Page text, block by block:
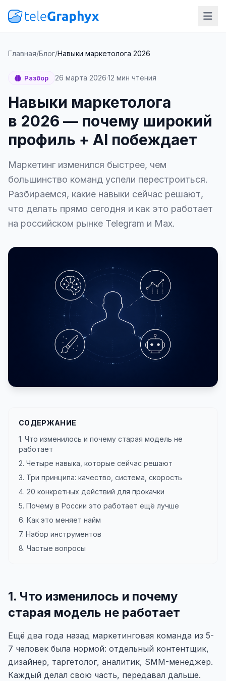
Главная/Блог/Навыки маркетолога 2026
Разбор 26 марта 2026·12 мин чтения
Навыки маркетолога
в 2026 — почему широкий
профиль + AI побеждает
Маркетинг изменился быстрее, чем
большинство команд успели перестроиться.
Разбираемся, какие навыки сейчас решают,
что делать прямо сегодня и как это работает
на российском рынке Telegram и Max.
СОДЕРЖАНИЕ
1. Что изменилось и почему старая модель не
работает
2. Четыре навыка, которые сейчас решают
3. Три принципа: качество, система, скорость
4. 20 конкретных действий для прокачки
5. Почему в России это работает ещё лучше
6. Как это меняет найм
7. Набор инструментов
8. Частые вопросы
1. Что изменилось и почему
старая модель не работает
Ещё два года назад маркетинговая команда из 5-
7 человек была нормой: отдельный контентщик,
дизайнер, таргетолог, аналитик, SMM-менеджер.
Каждый делал свою часть, передавал дальше.